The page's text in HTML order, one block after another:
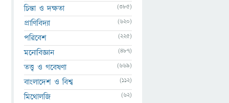
চিন্তা ও দক্ষতা (385)
প্রাণিবিদ্যা (620)
পরিবেশ (225)
মনোবিজ্ঞান (487)
তত্ত্ব ও গবেষণা (669)
বাংলাদেশ ও বিশ্ব (112)
মিথোলজি (62)